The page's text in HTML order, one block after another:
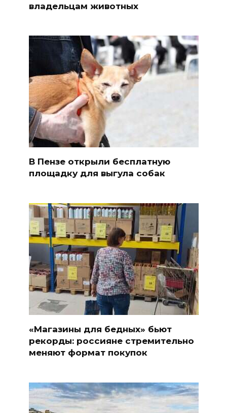
владельцам животных
В Пензе открыли бесплатную
площадку для выгула собак
«Магазины для бедных» бьют
рекорды: россияне стремительно
меняют формат покупок